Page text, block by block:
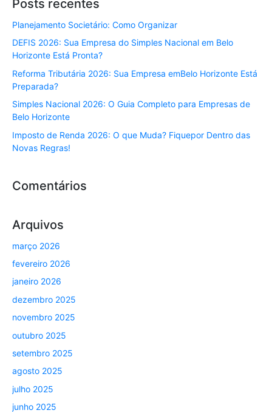
Posts recentes
Planejamento Societário: Como Organizar
DEFIS 2026: Sua Empresa do Simples Nacional em Belo
Horizonte Está Pronta?
Reforma Tributária 2026: Sua Empresa emBelo Horizonte Está
Preparada?
Simples Nacional 2026: O Guia Completo para Empresas de
Belo Horizonte
Imposto de Renda 2026: O que Muda? Fiquepor Dentro das
Novas Regras!
Comentários
Arquivos
março 2026
fevereiro 2026
janeiro 2026
dezembro 2025
novembro 2025
outubro 2025
setembro 2025
agosto 2025
julho 2025
junho 2025